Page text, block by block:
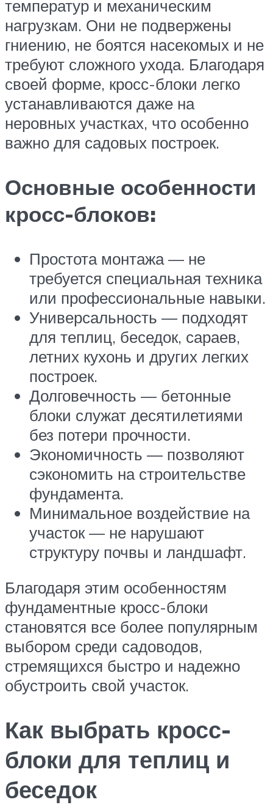
температур и механическим
нагрузкам. Они не подвержены
гниению, не боятся насекомых и не
требуют сложного ухода. Благодаря
своей форме, кросс-блоки легко
устанавливаются даже на
неровных участках, что особенно
важно для садовых построек.
Основные особенности
кросс-блоков:
Простота монтажа — не
требуется специальная техника
или профессиональные навыки.
Универсальность — подходят
для теплиц, беседок, сараев,
летних кухонь и других легких
построек.
Долговечность — бетонные
блоки служат десятилетиями
без потери прочности.
Экономичность — позволяют
сэкономить на строительстве
фундамента.
Минимальное воздействие на
участок — не нарушают
структуру почвы и ландшафт.
Благодаря этим особенностям
фундаментные кросс-блоки
становятся все более популярным
выбором среди садоводов,
стремящихся быстро и надежно
обустроить свой участок.
Как выбрать кросс-
блоки для теплиц и
беседок